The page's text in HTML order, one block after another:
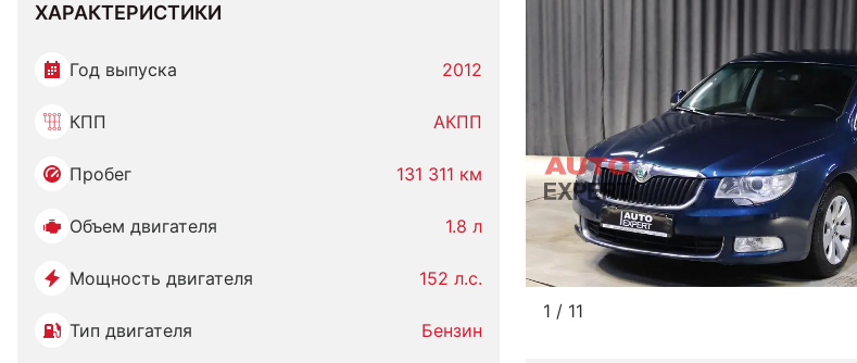
ХАРАКТЕРИСТИКИ
Год выпуска 2012
КПП АКПП
Пробег 131 311 км
Объем двигателя 1.8 л
Мощность двигателя 152 л.с.
Тип двигателя Бензин
1 / 11